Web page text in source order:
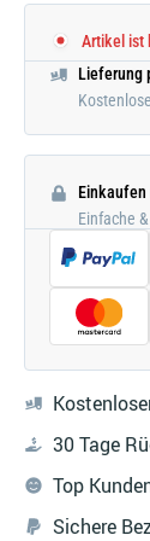
Artikel ist
Lieferung
Einkaufen
Einfache
30 Tage
Top
Sichere